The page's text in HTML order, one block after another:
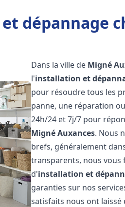
dépannage
Dans la ville de Migné
l'installation et
pour résoudre tous les
panne, une réparation
24h/24 et 7j/7 pour
Migné Auxances. Nous
brefs, généralement
transparents, nous vous
d'installation et
garanties sur nos
satisfaits nous ont